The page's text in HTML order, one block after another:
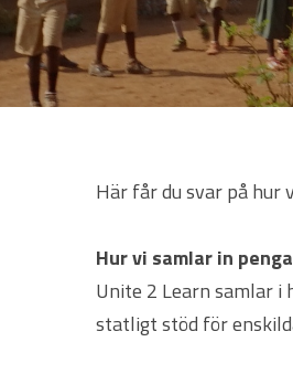
Här får du svar på hur
Hur vi samlar in
Unite 2 Learn samlar i
statligt stöd för